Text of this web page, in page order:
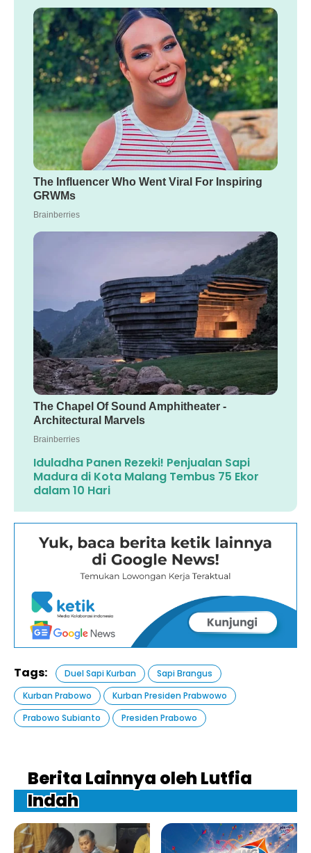
Iduladha Panen Rezeki! Penjualan Sapi
Madura di Kota Malang Tembus 75 Ekor
dalam 10 Hari
Tags: Duel Sapi Kurban
Sapi Brangus
Kurban Prabowo
Kurban Presiden Prabwowo
Prabowo Subianto
Presiden Prabowo
Berita Lainnya oleh Lutfia
Indah